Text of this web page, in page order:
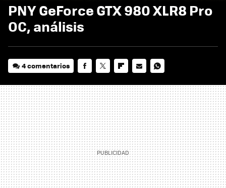
PNY GeForce GTX 980 XLR8 Pro
OC, análisis
4 comentarios
MAIL